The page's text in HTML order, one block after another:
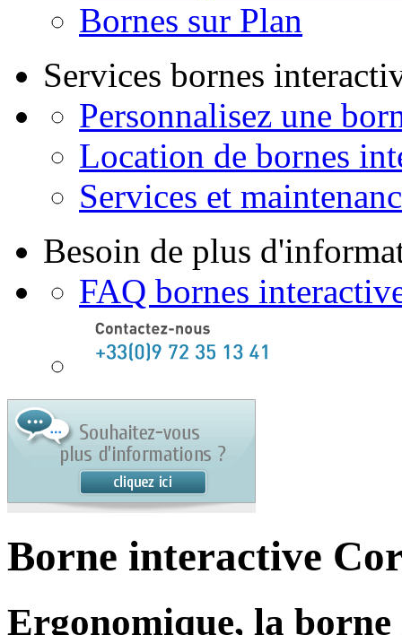
Bornes sur Plan
Services bornes
Personnalisez une
Location de bornes
Services et
Besoin de plus
FAQ bornes
Borne interactive
Ergonomique, la